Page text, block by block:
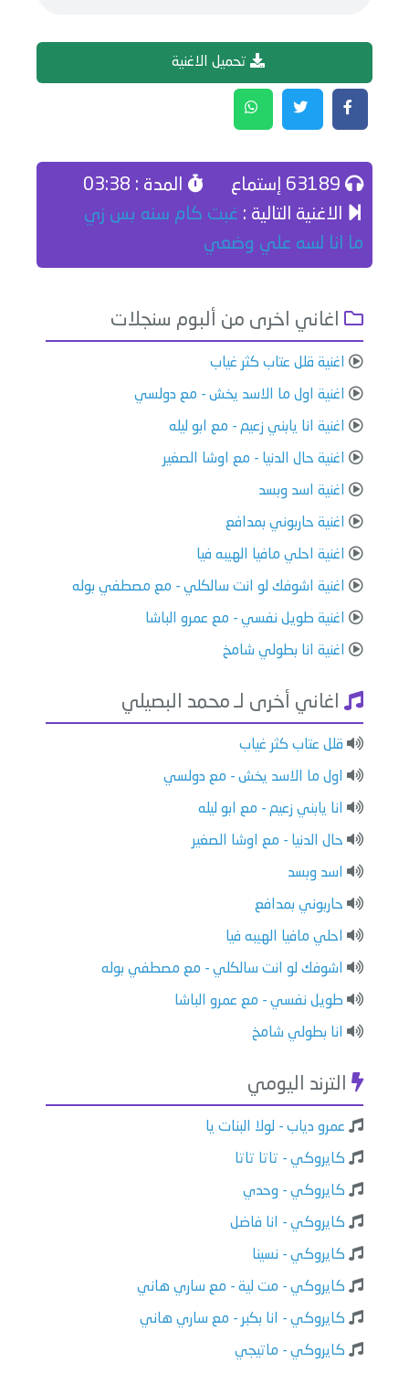
تحميل الاغنية
المدة : 03:38
الاغنية التالية : غبت كام سنه بس زي
ما انا لسه علي وضعي
اغاني اخرى من ألبوم سنجلات
اغنية قلل عتاب كثر غياب
اغنية اول ما الاسد يخش - مع دولسي
اغنية انا يابني زعيم - مع ابو ليله
اغنية حال الدنيا - مع اوشا الصغير
اغنية اسد وبسد
اغنية حاربوني بمدافع
اغنية احلي مافيا الهيبه فيا
اغنية اشوفك لو انت سالكلي - مع مصطفي بوله
اغنية طويل نفسي - مع عمرو الباشا
اغنية انا بطولي شامخ
اغاني أخرى لـ محمد البصيلي
قلل عتاب كثر غياب
اول ما الاسد يخش - مع دولسي
انا يابني زعيم - مع ابو ليله
حال الدنيا - مع اوشا الصغير
اسد وبسد
حاربوني بمدافع
احلي مافيا الهيبه فيا
اشوفك لو انت سالكلي - مع مصطفي بوله
طويل نفسي - مع عمرو الباشا
انا بطولي شامخ
الترند اليومي
عمرو دياب - لولا البنات يا
كايروكي - تاتا تاتا
كايروكي - وحدي
كايروكي - انا فاضل
كايروكي - نسينا
كايروكي - مت لية - مع ساري هاني
كايروكي - انا بكبر - مع ساري هاني
كايروكي - ماتيجي